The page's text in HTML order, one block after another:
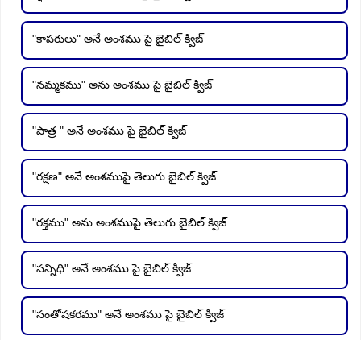
"కాపరులు" అనే అంశము పై బైబిల్ క్విజ్
"నమ్మకము" అను అంశము పై బైబిల్ క్విజ్
"పాత్ర " అనే అంశము పై బైబిల్ క్విజ్
"రక్షణ" అనే అంశముపై తెలుగు బైబిల్ క్విజ్
"రక్తము" అను అంశముపై తెలుగు బైబిల్ క్విజ్
"సన్నిధి" అనే అంశము పై బైబిల్ క్విజ్
"సంతోషకరము" అనే అంశము పై బైబిల్ క్విజ్